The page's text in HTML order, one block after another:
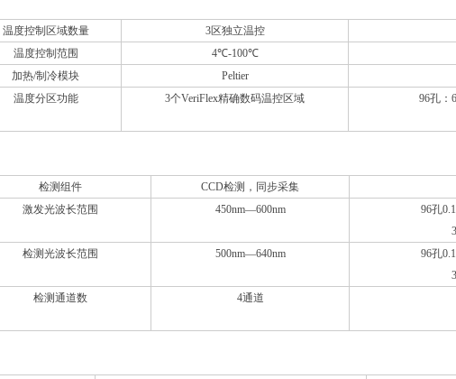
温度控制区域数量 3区独立温控
温度控制范围
4℃-100℃
加热/制冷模块
Peltier
温度分区功能
3个VeriFlex精确数码温控区域
96孔：
检测组件 CCD检测，同步采集
激发光波长范围
450nm—600nm
96孔
检测光波长范围
500nm—640nm
96孔
检测通道数
4通道